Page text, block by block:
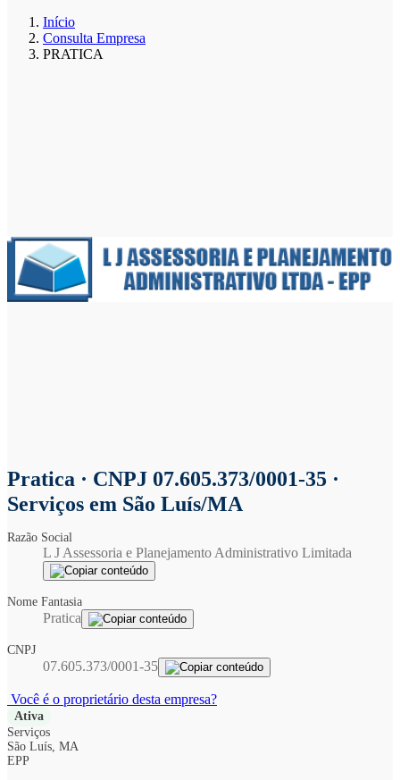
Início
Consulta Empresa
PRATICA
Pratica · CNPJ 07.605.373/0001-35 ·
Serviços em São Luís/MA
Razão Social
L J Assessoria e Planejamento Administrativo Limitada
Nome Fantasia
Pratica
CNPJ
07.605.373/0001-35
Você é o proprietário desta empresa?
Ativa
Serviços
São Luís, MA
EPP